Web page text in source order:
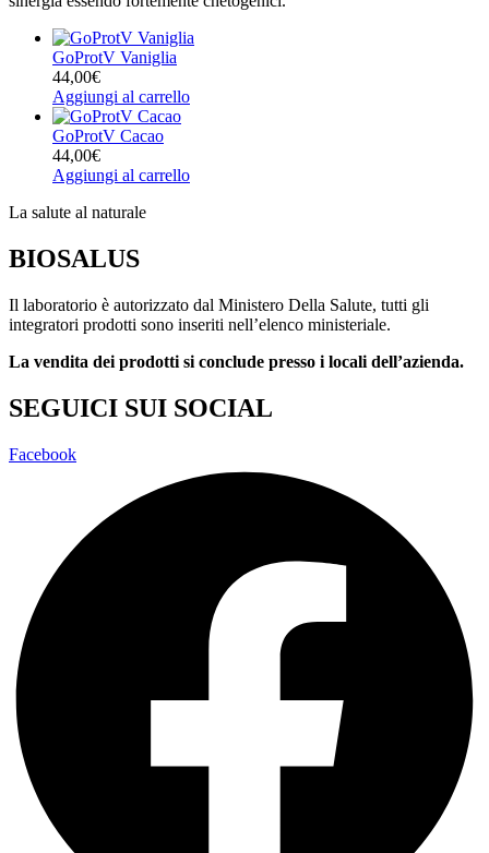
GoProtV Vaniglia
44,00€
Aggiungi al carrello
GoProtV Cacao
44,00€
Aggiungi al carrello
La salute al naturale
BIOSALUS
Il laboratorio è autorizzato dal Ministero Della Salute, tutti gli
integratori prodotti sono inseriti nell’elenco ministeriale.
La vendita dei prodotti si conclude presso i locali dell’azienda.
SEGUICI SUI SOCIAL
Facebook